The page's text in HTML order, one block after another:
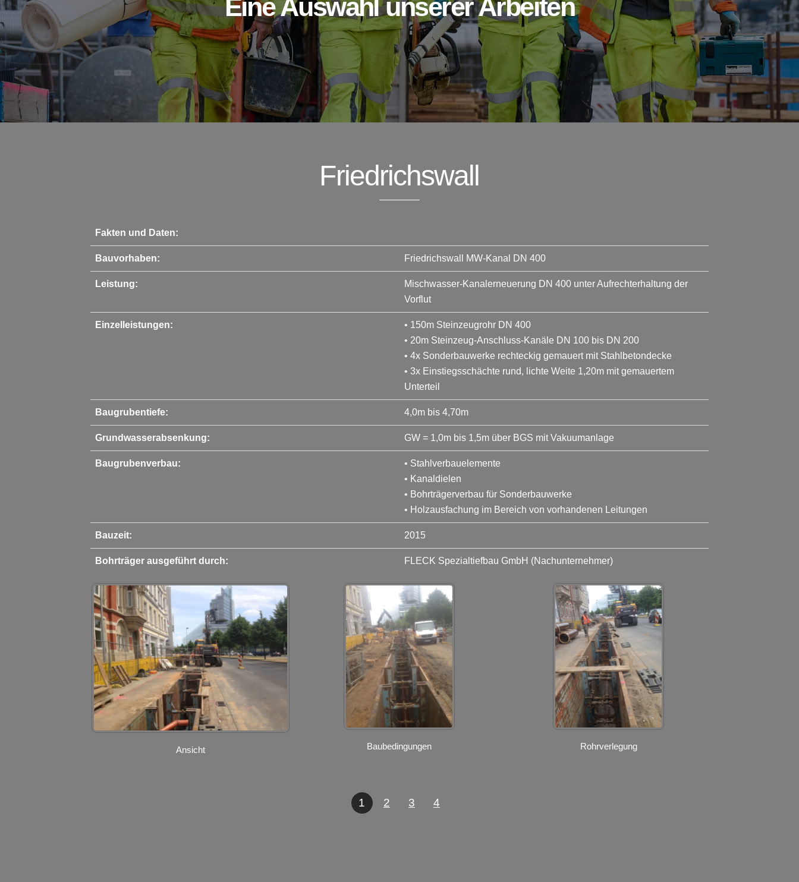
Eine Auswahl unserer Arbeiten
Friedrichswall
Fakten und Daten:
Bauvorhaben: Friedrichswall MW-Kanal DN 400
Leistung:
Mischwasser-Kanalerneuerung DN 400 unter Aufrechterhaltung der
Vorflut
Einzelleistungen:
• 150m Steinzeugrohr DN 400
• 20m Steinzeug-Anschluss-Kanäle DN 100 bis DN 200
• 4x Sonderbauwerke rechteckig gemauert mit Stahlbetondecke
• 3x Einstiegsschächte rund, lichte Weite 1,20m mit gemauertem
Unterteil
Baugrubentiefe: 4,0m bis 4,70m
Grundwasserabsenkung: GW = 1,0m bis 1,5m über BGS mit Vakuumanlage
Baugrubenverbau:
• Stahlverbauelemente
• Kanaldielen
• Bohrträgerverbau für Sonderbauwerke
• Holzausfachung im Bereich von vorhandenen Leitungen
Bauzeit: 2015
Bohrträger ausgeführt durch: FLECK Spezialtiefbau GmbH (Nachunternehmer)
Ansicht Baubedingungen Rohrverlegung
1 2 3 4